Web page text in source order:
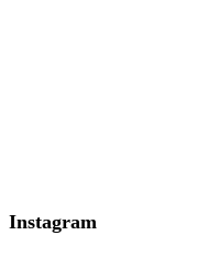
Instagram